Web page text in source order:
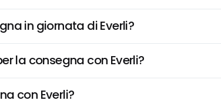
in giornata di Everli?
la consegna con Everli?
con Everli?